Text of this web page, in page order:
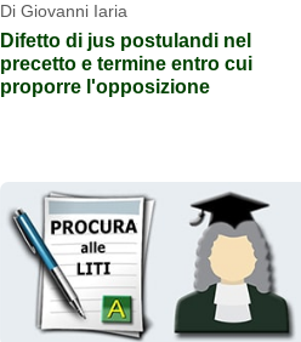
Di Giovanni Iaria
Difetto di jus postulandi nel
precetto e termine entro cui
proporre l'opposizione